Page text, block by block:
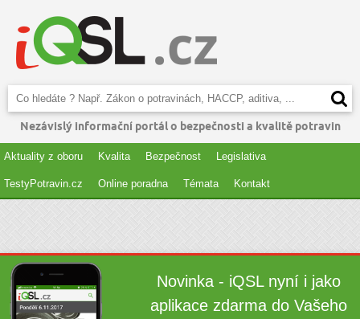
Nezávislý informační portál o bezpečnosti a kvalitě potravin
Aktuality z oboru Kvalita Bezpečnost Legislativa
TestyPotravin.cz Online poradna Témata Kontakt
Novinka - iQSL nyní i jako
aplikace zdarma do Vašeho